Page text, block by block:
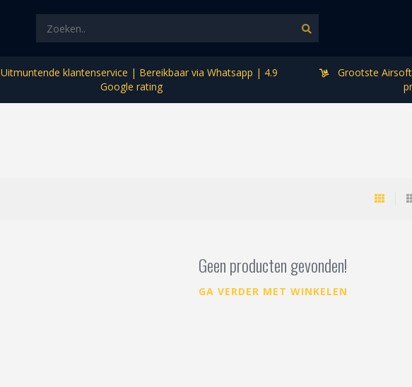
Uitmuntende klantenservice | Bereikbaar via Whatsapp | 4.9
Google rating
Grootste
Geen producten gevonden!
GA VERDER MET WINKELEN